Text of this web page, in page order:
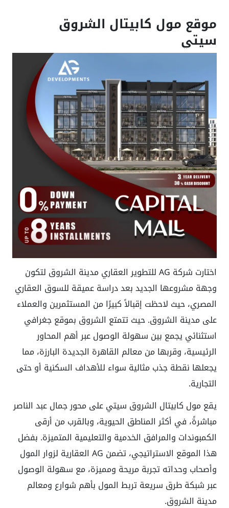
موقع مول كابيتال الشروق
سيتي
اختارت شركة AG للتطوير العقاري مدينة الشروق لتكون
وجهة مشروعها الجديد بعد دراسة عميقة للسوق العقاري
المصري، حيث لاحظت إقبالاً كبيرًا من المستثمرين والعملاء
على مدينة الشروق. حيث تتمتع الشروق بموقع جغرافي
استثنائي يجمع بين سهولة الوصول عبر أهم المحاور
الرئيسية، وقربها من معالم القاهرة الجديدة البارزة، مما
يجعلها نقطة جذب مثالية سواء للأهداف السكنية أو حتى
التجارية.
يقع مول كابيتال الشروق سيتي على محور جمال عبد الناصر
مباشرةً، في أكثر المناطق الحيوية، وبالقرب من أرقى
الكمبوندات والمرافق الخدمية والتعليمية المتميزة. بفضل
هذا الموقع الاستراتيجي، تضمن AG العقارية لزوار المول
وأصحاب وحداته تجربة مريحة ومميزة، مع سهولة الوصول
عبر شبكة طرق سريعة تربط المول بأهم شوارع ومعالم
مدينة الشروق.